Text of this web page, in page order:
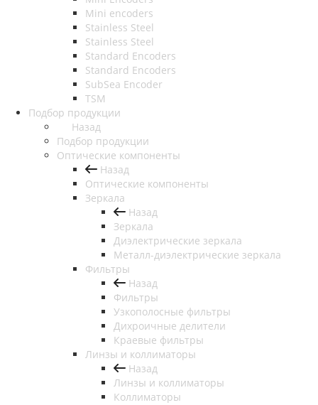
Mini encoders
Stainless Steel
Stainless Steel
Standard Encoders
Standard Encoders
SubSea Encoder
TSM
Подбор продукции
Назад
Подбор продукции
Оптические компоненты
Назад
Оптические компоненты
Зеркала
Назад
Зеркала
Диэлектрические зеркала
Металл-диэлектрические зеркала
Фильтры
Назад
Фильтры
Узкополосные фильтры
Дихроичные делители
Краевые фильтры
Линзы и коллиматоры
Назад
Линзы и коллиматоры
Коллиматоры